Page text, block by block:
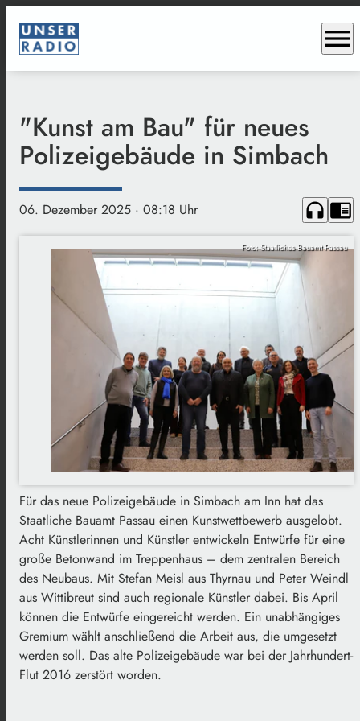
menu
"Kunst am Bau" für neues
Polizeigebäude in Simbach
06. Dezember 2025 · 08:18 Uhr headphones chrome_reader_mode
Foto: Staatliches Bauamt Passau
Für das neue Polizeigebäude in Simbach am Inn hat das
Staatliche Bauamt Passau einen Kunstwettbewerb ausgelobt.
Acht Künstlerinnen und Künstler entwickeln Entwürfe für eine
große Betonwand im Treppenhaus – dem zentralen Bereich
des Neubaus. Mit Stefan Meisl aus Thyrnau und Peter Weindl
aus Wittibreut sind auch regionale Künstler dabei. Bis April
können die Entwürfe eingereicht werden. Ein unabhängiges
Gremium wählt anschließend die Arbeit aus, die umgesetzt
werden soll. Das alte Polizeigebäude war bei der Jahrhundert-
Flut 2016 zerstört worden.